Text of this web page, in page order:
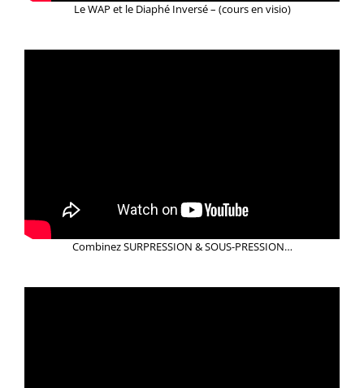
Le WAP et le Diaphé Inversé – (cours en visio)
Combinez SURPRESSION & SOUS-PRESSION…